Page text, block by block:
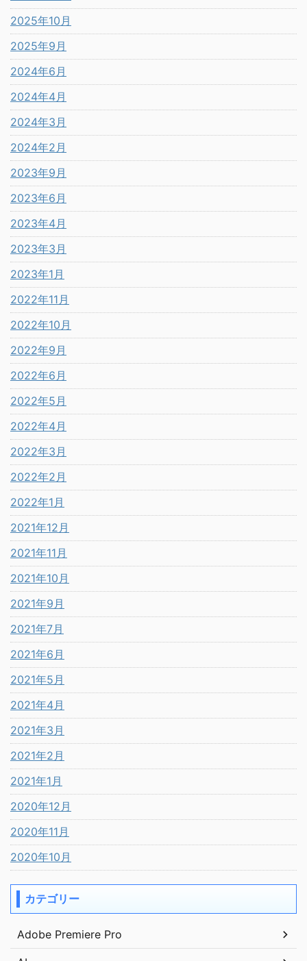
2025年10月
2025年9月
2024年6月
2024年4月
2024年3月
2024年2月
2023年9月
2023年6月
2023年4月
2023年3月
2023年1月
2022年11月
2022年10月
2022年9月
2022年6月
2022年5月
2022年4月
2022年3月
2022年2月
2022年1月
2021年12月
2021年11月
2021年10月
2021年9月
2021年7月
2021年6月
2021年5月
2021年4月
2021年3月
2021年2月
2021年1月
2020年12月
2020年11月
2020年10月
カテゴリー
Adobe Premiere Pro